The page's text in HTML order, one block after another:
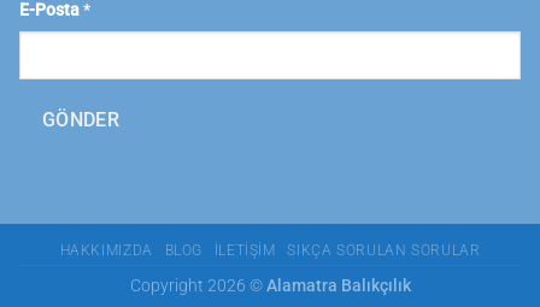
E-Posta*
GÖNDER
HAKKIMIZDA BLOG İLETIŞIM SIKÇA SORULAN SORULAR
Copyright 2026 ©Alamatra Balıkçılık